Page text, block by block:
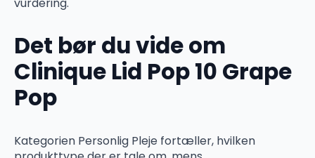
Det bør du vide om
Clinique Lid Pop 10 Grape
Pop
Kategorien Personlig Pleje fortæller, hvilken